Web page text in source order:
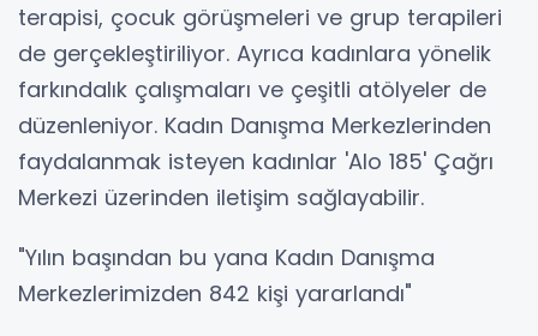
terapisi, çocuk görüşmeleri ve grup terapileri
de gerçekleştiriliyor. Ayrıca kadınlara yönelik
farkındalık çalışmaları ve çeşitli atölyeler de
düzenleniyor. Kadın Danışma Merkezlerinden
faydalanmak isteyen kadınlar 'Alo 185' Çağrı
Merkezi üzerinden iletişim sağlayabilir.
"Yılın başından bu yana Kadın Danışma
Merkezlerimizden 842 kişi yararlandı"